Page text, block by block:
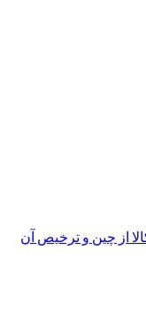
از چین و ترخیص آن